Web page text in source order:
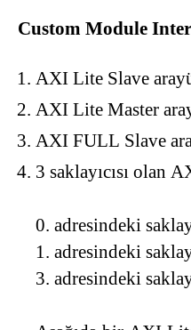
Custom Module
AXI Lite Slave
AXI Lite Master
AXI FULL Slave
3 saklayıcısı olan
0. adresindeki
1. adresindeki
3. adresindeki